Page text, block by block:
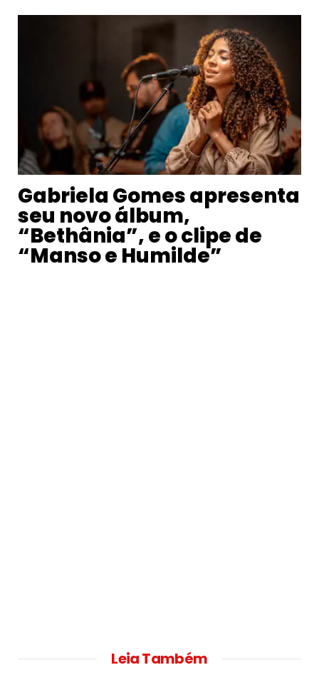
Gabriela Gomes apresenta
seu novo álbum,
“Bethânia”, e o clipe de
“Manso e Humilde”
Leia Também